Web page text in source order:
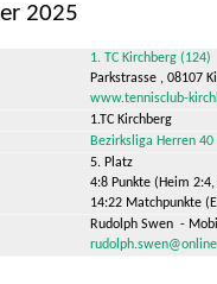
2025
1. TC Kirchberg (124)
Parkstrasse , 08107
www.tennisclub-
1.TC Kirchberg
Bezirksliga Herren
5. Platz
4:8 Punkte (Heim
14:22 Matchpunkte
Rudolph Swen -